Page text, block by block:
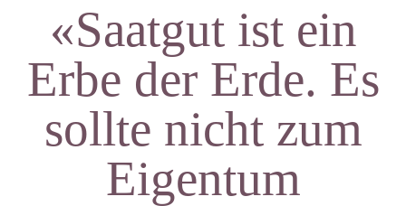
«Saatgut ist ein
Erbe der Erde. Es
sollte nicht zum
Eigentum